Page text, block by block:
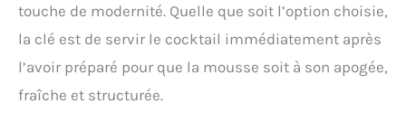
doseur facilite le mélange
et le dosage précis, tandis
fonctionnalité sont
riz, les légumes, le quinoa
et les haricots, et un outil
travaux de cuisine
altérer le produit.
touche de modernité. Quelle que soit l’option choisie,
la clé est de servir le cocktail immédiatement après
l’avoir préparé pour que la mousse soit à son apogée,
fraîche et structurée.